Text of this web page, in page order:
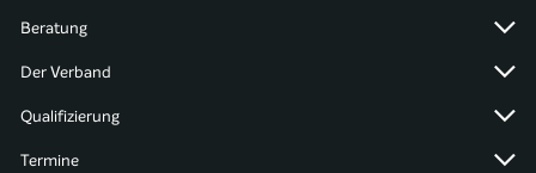
Beratung
Der Verband
Qualifizierung
Termine